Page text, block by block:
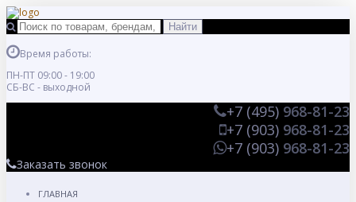
Время работы:
ПН-ПТ 09:00 - 19:00
СБ-ВС - выходной
+7 (495) 968-81-23
+7 (903) 968-81-23
+7 (903) 968-81-23
Заказать звонок
ГЛАВНАЯ